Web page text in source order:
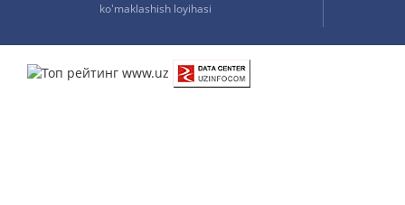
ko'maklashish loyihasi